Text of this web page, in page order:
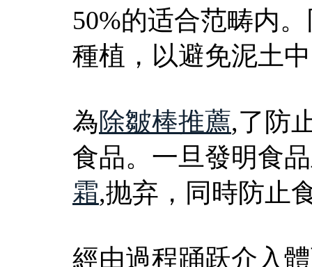
50%的适合范畴内
種植，以避免泥土
為除皺棒推薦,了防
食品。一旦發明食
霜,抛弃，同時防止
經由過程踊跃介入